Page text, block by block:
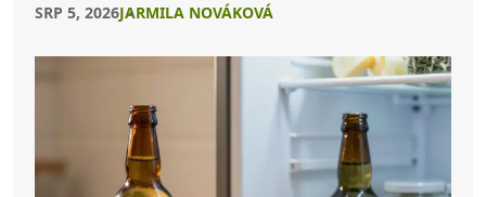
SRP 5, 2026JARMILA NOVÁKOVÁ